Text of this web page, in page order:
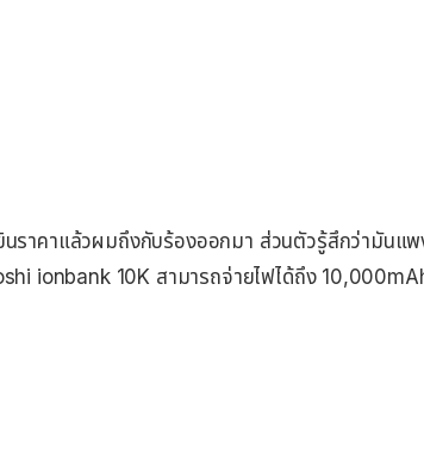
ราคาแล้วผมถึงกับร้องออกมา ส่วนตัวรู้สึกว่ามันแ
ionbank 10K สามารถจ่ายไฟได้ถึง